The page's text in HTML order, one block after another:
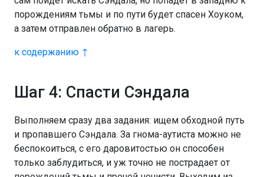
порождениям тьмы и по пути будет спасен Хоуком,
а затем отправлен обратно в лагерь.
к содержанию ↑
Шаг 4: Спасти Сэндала
Выполняем сразу два задания: ищем обходной путь
и пропавшего Сэндала. За гнома-аутиста можно не
беспокоиться, с его даровитостью он способен
только заблудиться, и уж точно не пострадает от